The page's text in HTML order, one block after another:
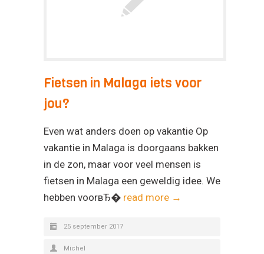
Fietsen in Malaga iets voor
jou?
Even wat anders doen op vakantie Op
vakantie in Malaga is doorgaans bakken
in de zon, maar voor veel mensen is
fietsen in Malaga een geweldig idee. We
hebben voorвЂ� read more →
25 september 2017
Michel